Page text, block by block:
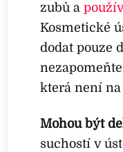
zubů a
Kosmetické
dodat pouze
která není
Mohou být
suchostí v